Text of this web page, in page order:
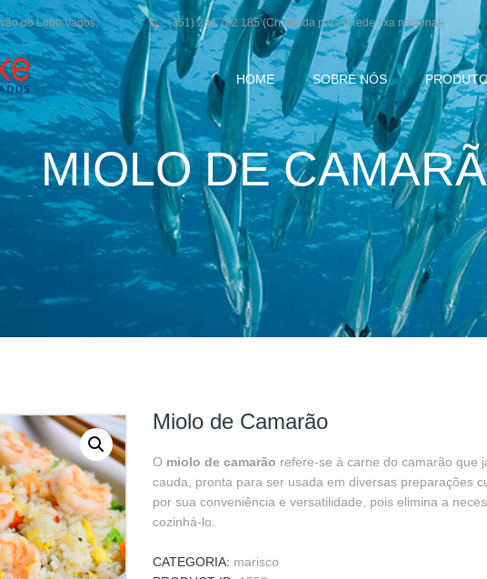
do Lobo Vagos, (351) 234 782 185 (Chamada para a rede fixa nacional)
HOME SOBRE NÓS
MIOLO DE
Miolo de Camarão
O miolo de camarão refere-se à carne do camarão que
cauda, pronta para ser usada em diversas preparações
por sua conveniência e versatilidade, pois elimina a
cozinhá-lo.
CATEGORIA: marisco